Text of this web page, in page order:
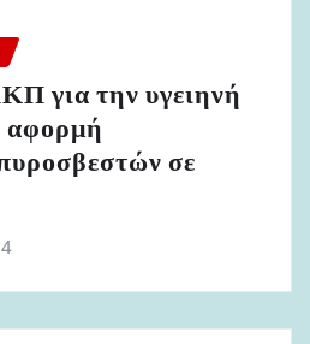
για την υγειηνή
αφορμή
σε